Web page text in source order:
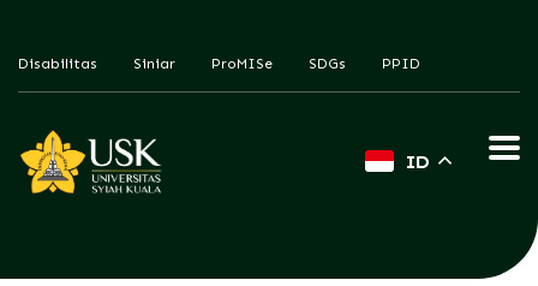
Disabilitas Siniar ProMISe SDGs PPID
ID